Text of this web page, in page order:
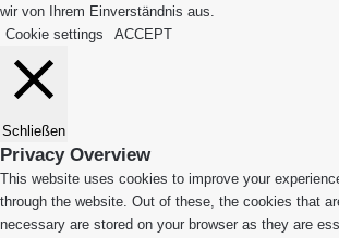
wir von Ihrem Einverständnis aus.
Cookie settings
ACCEPT
Schließen
Privacy Overview
This website uses cookies to improve your
through the website. Out of these, the cookies that
necessary are stored on your browser as they are